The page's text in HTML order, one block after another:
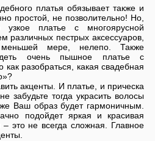
платья обязывает также и
простой, не позволительно! Но,
платье с многоярусной
различных пестрых аксессуаров,
мере, нелепо. Также
очень пышное платье с
разобраться, какая свадебная
акценты. И платье, и прическа
забудьте тогда украсить волосы
Ваш образ будет гармоничным.
подойдет яркая и красивая
– это не всегда сложная. Главное